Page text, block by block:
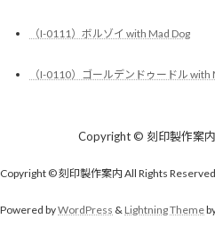
（I-0111）ボルゾイ with Mad Dog
（I-0110）ゴールデンドゥードル with
Copyright © 刻印製作案
Copyright © 刻印製作案内 All Rights
Powered byWordPress & Lightning Theme